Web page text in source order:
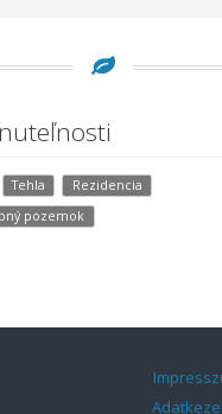
Tehla
Rezidencia
pozemok